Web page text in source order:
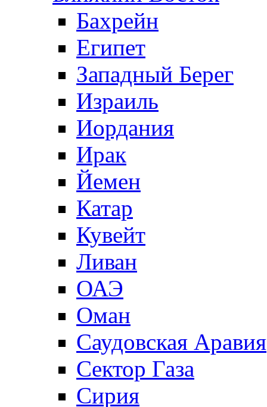
Бахрейн
Египет
Западный Берег
Израиль
Иордания
Ирак
Йемен
Катар
Кувейт
Ливан
ОАЭ
Оман
Саудовская Аравия
Сектор Газа
Сирия